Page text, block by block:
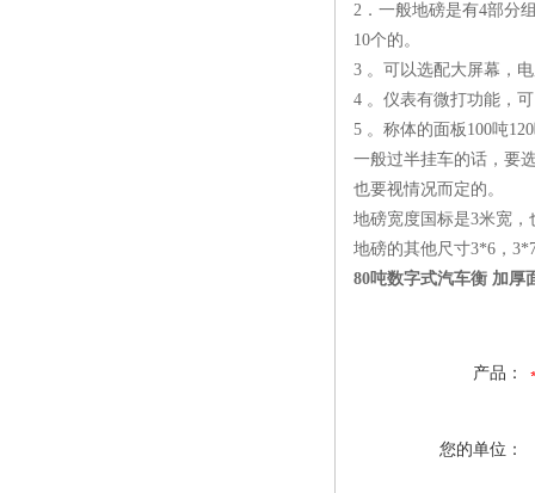
2．一般地磅是有4部分
10个的。
3 。可以选配大屏幕，
4 。仪表有微打功能，
5 。称体的面板100吨
一般过半挂车的话，要
也要视情况而定的。
地磅宽度国标是3米宽，
地磅的其他尺寸3*6，
80吨数字式汽车衡 加厚
产品：
您的单位：